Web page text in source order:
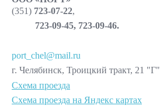
(351) 723-07-22,
723-09-45, 723-09-46.
port_chel@mail.ru
г. Челябинск, Троицкий тракт, 21 "Г"
Схема проезда
Схема проезда на Яндекс картах